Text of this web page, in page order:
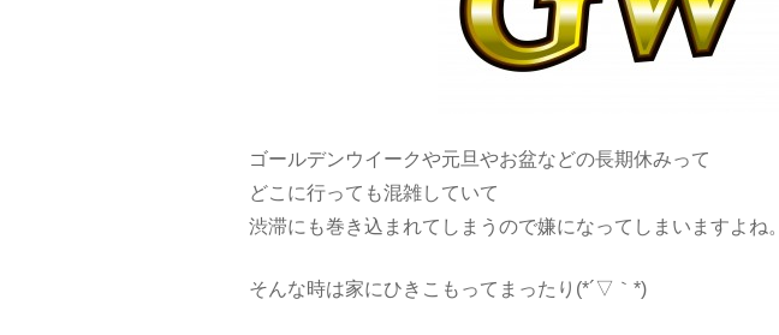
ゴールデンウイークや元旦やお盆などの長期休みって
どこに行っても混雑していて
渋滞にも巻き込まれてしまうので嫌になってしまいますよね。
そんな時は家にひきこもってまったり(*´▽｀*)